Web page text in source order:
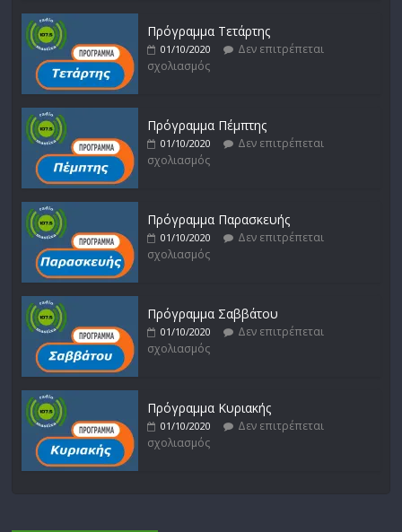
Πρόγραμμα Τετάρτης
01/10/2020
Δεν επιτρέπεται
σχολιασμός
Πρόγραμμα Πέμπτης
01/10/2020
Δεν επιτρέπεται
σχολιασμός
Πρόγραμμα Παρασκευής
01/10/2020
Δεν επιτρέπεται
σχολιασμός
Πρόγραμμα Σαββάτου
01/10/2020
Δεν επιτρέπεται
σχολιασμός
Πρόγραμμα Κυριακής
01/10/2020
Δεν επιτρέπεται
σχολιασμός